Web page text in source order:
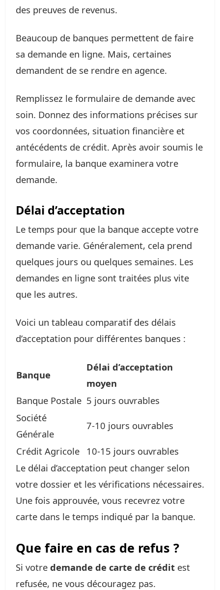
des preuves de revenus.
Beaucoup de banques permettent de faire
sa demande en ligne. Mais, certaines
demandent de se rendre en agence.
Remplissez le formulaire de demande avec
soin. Donnez des informations précises sur
vos coordonnées, situation financière et
antécédents de crédit. Après avoir soumis le
formulaire, la banque examinera votre
demande.
Délai d’acceptation
Le temps pour que la banque accepte votre
demande varie. Généralement, cela prend
quelques jours ou quelques semaines. Les
demandes en ligne sont traitées plus vite
que les autres.
Voici un tableau comparatif des délais
d’acceptation pour différentes banques :
Banque
Délai d’acceptation
moyen
Banque Postale 5 jours ouvrables
Société
Générale
7-10 jours ouvrables
Crédit Agricole
10-15 jours ouvrables
Le délai d’acceptation peut changer selon
votre dossier et les vérifications nécessaires.
Une fois approuvée, vous recevrez votre
carte dans le temps indiqué par la banque.
Que faire en cas de refus ?
Si votre demande de carte de crédit est
refusée, ne vous découragez pas.